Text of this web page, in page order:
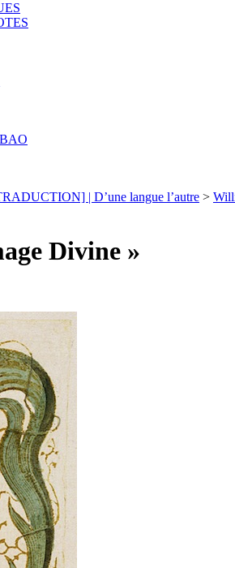
| D’une langue l’autre >
Divine »